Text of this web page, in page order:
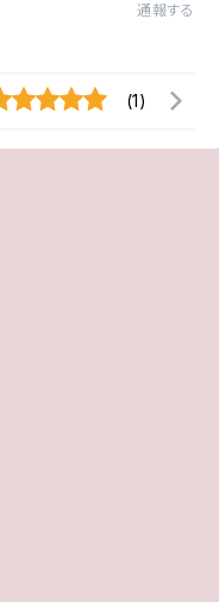
通報する
(1)